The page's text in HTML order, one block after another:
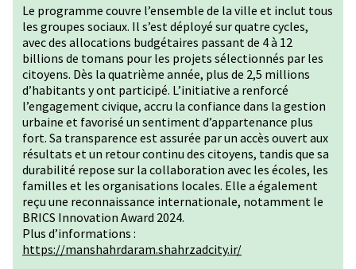
Le programme couvre l’ensemble de la ville et inclut tous
les groupes sociaux. Il s’est déployé sur quatre cycles,
avec des allocations budgétaires passant de 4 à 12
billions de tomans pour les projets sélectionnés par les
citoyens. Dès la quatrième année, plus de 2,5 millions
d’habitants y ont participé. L’initiative a renforcé
l’engagement civique, accru la confiance dans la gestion
urbaine et favorisé un sentiment d’appartenance plus
fort. Sa transparence est assurée par un accès ouvert aux
résultats et un retour continu des citoyens, tandis que sa
durabilité repose sur la collaboration avec les écoles, les
familles et les organisations locales. Elle a également
reçu une reconnaissance internationale, notamment le
BRICS Innovation Award 2024.
Plus d’informations :
https://manshahrdaram.shahrzadcity.ir/